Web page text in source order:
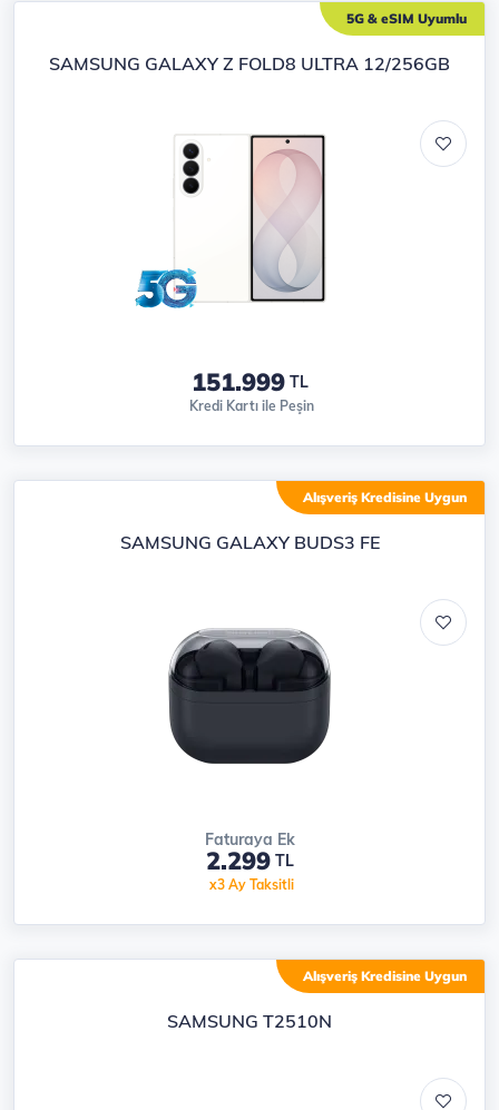
5G & eSIM Uyumlu
SAMSUNG GALAXY Z FOLD8 ULTRA 12/256GB
151.999 TL
Kredi Kartı ile Peşin
Alışveriş Kredisine Uygun
SAMSUNG GALAXY BUDS3 FE
Faturaya Ek
2.299 TL
x3 Ay Taksitli
Alışveriş Kredisine Uygun
SAMSUNG T2510N